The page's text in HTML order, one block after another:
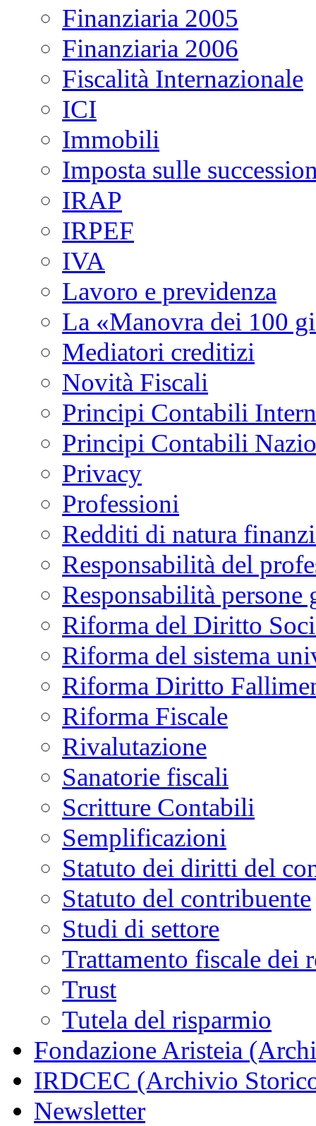
Finanziaria 2005
Finanziaria 2006
Fiscalità Internazionale
ICI
Immobili
Imposta sulle
IRAP
IRPEF
IVA
Lavoro e previdenza
La «Manovra dei 100
Mediatori creditizi
Novità Fiscali
Principi Contabili
Principi Contabili
Privacy
Professioni
Redditi di natura
Responsabilità del
Responsabilità persone
Riforma del Diritto
Riforma del sistema
Riforma Diritto
Riforma Fiscale
Rivalutazione
Sanatorie fiscali
Scritture Contabili
Semplificazioni
Statuto dei diritti del
Statuto del contribuente
Studi di settore
Trattamento fiscale dei
Trust
Tutela del risparmio
Fondazione Aristeia
IRDCEC (Archivio
Newsletter